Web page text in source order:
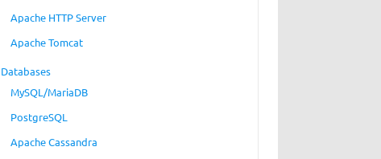
Apache HTTP Server
Apache Tomcat
Databases
MySQL/MariaDB
PostgreSQL
Apache Cassandra